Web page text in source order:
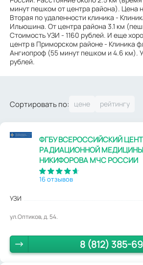
минут пешком от центра района). Цена
Вторая по удаленности клиника -
Ильюшина. От центра района 3.1 км
Стоимость УЗИ - 1160 рублей. И еще
центр в Приморском районе - Клиника
Ангиопроф (55 минут пешком и 4.6 км).
рублей.
Сортировать по:
ФГБУ ВСЕРОССИЙСКИЙ
РАДИАЦИОННОЙ
НИКИФОРОВА МЧС РОССИИ
16 отзывов
УЗИ
ул.Оптиков, д. 54.
8 (812) 385-